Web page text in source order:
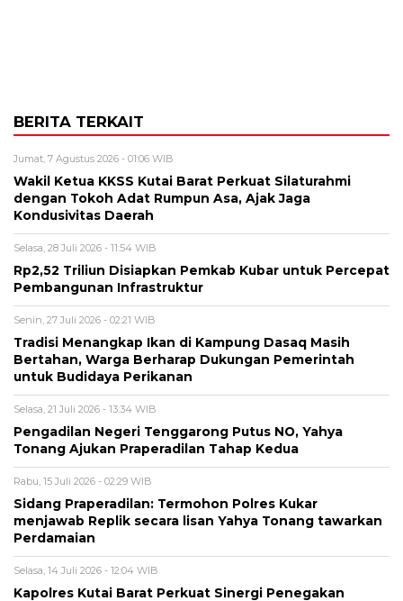
BERITA TERKAIT
Jumat, 7 Agustus 2026 - 01:06 WIB
Wakil Ketua KKSS Kutai Barat Perkuat Silaturahmi
dengan Tokoh Adat Rumpun Asa, Ajak Jaga
Kondusivitas Daerah
Selasa, 28 Juli 2026 - 11:54 WIB
Rp2,52 Triliun Disiapkan Pemkab Kubar untuk Percepat
Pembangunan Infrastruktur
Senin, 27 Juli 2026 - 02:21 WIB
Tradisi Menangkap Ikan di Kampung Dasaq Masih
Bertahan, Warga Berharap Dukungan Pemerintah
untuk Budidaya Perikanan
Selasa, 21 Juli 2026 - 13:34 WIB
Pengadilan Negeri Tenggarong Putus NO, Yahya
Tonang Ajukan Praperadilan Tahap Kedua
Rabu, 15 Juli 2026 - 02:29 WIB
Sidang Praperadilan: Termohon Polres Kukar
menjawab Replik secara lisan Yahya Tonang tawarkan
Perdamaian
Selasa, 14 Juli 2026 - 12:04 WIB
Kapolres Kutai Barat Perkuat Sinergi Penegakan